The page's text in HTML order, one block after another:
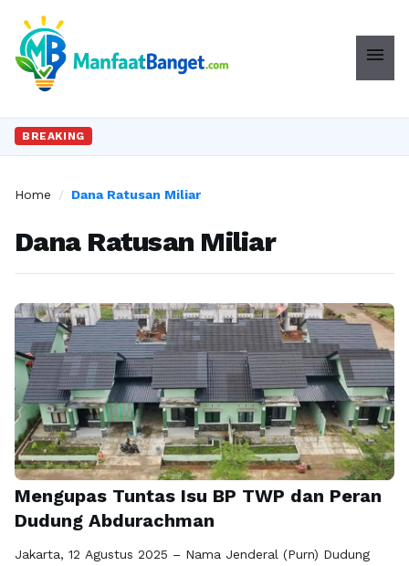
menu
BREAKING
Home / Dana Ratusan Miliar
Dana Ratusan Miliar
Mengupas Tuntas Isu BP TWP dan Peran
Dudung Abdurachman
Jakarta, 12 Agustus 2025 – Nama Jenderal (Purn) Dudung